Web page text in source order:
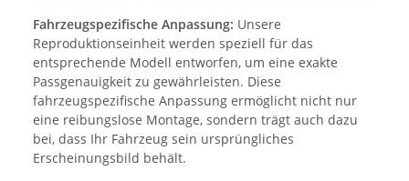
Fahrzeugspezifische Anpassung: Unsere
Reproduktionseinheit werden speziell für das
entsprechende Modell entworfen, um eine exakte
Passgenauigkeit zu gewährleisten. Diese
fahrzeugspezifische Anpassung ermöglicht nicht nur
eine reibungslose Montage, sondern trägt auch dazu
bei, dass Ihr Fahrzeug sein ursprüngliches
Erscheinungsbild behält.